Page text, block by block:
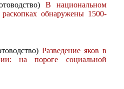
В национальном
обнаружены 1500-
Разведение яков в
на пороге социальной